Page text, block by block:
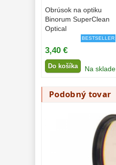
Obrúsok na optiku
Binorum SuperClean
Optical
BESTSELLER
3,40 €
Do košíka Na sklade
Podobný tovar